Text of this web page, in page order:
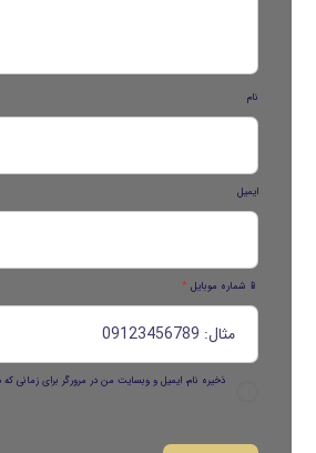
نام
ایمیل
📱 شماره موبایل *
ذخیره نام، ایمیل و وبسایت من در مرورگر برای زمانی